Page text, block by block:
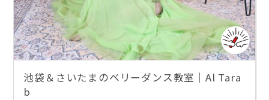
池袋＆さいたまのベリーダンス教室｜Al Tara
b